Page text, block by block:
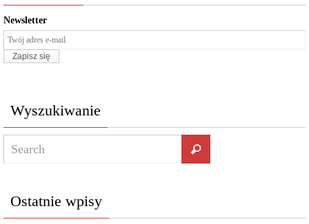
Newsletter
Wyszukiwanie
Ostatnie wpisy